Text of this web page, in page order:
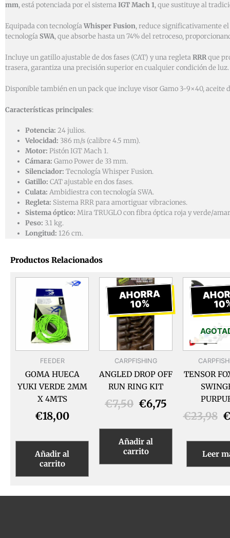
mm, está potenciada por el sistemaIGT Mach 1, que sustituye al
Equipada con tecnologíaWhisper Fusion, reduce significativamente el
tecnologíaSWA, que absorbe hasta un 74% del retroceso,
Incluye un gatillo ajustable de dos fases (CAT) y una regletaRRRque
trasera, garantiza una precisión superior en cualquier condición de luz.
Disponible también en un pack que incluye visor Gamo 3-9×40, aceite
Características principales:
Potencia: 24 julios.
Velocidad: 386 m/s (calibre 4.5 mm).
Motor: Pistón IGT Mach 1.
Cámara: Gamo Power de 33 mm.
Silenciador: Tecnología Whisper Fusion.
Gatillo: CAT ajustable en dos fases.
Culata: Ambidiestra con tecnología SWA.
Regleta: Sistema RRR para amortiguar vibraciones.
Sistema óptico: Mira TRUGLO con fibra óptica roja y verde/
Peso: 3.1 kg.
Longitud: 126 cm.
Productos Relacionados
FEEDER
GOMA HUECA
YUKI VERDE 2MM
X 4MTS
€18,00
Añadir al
carrito
AHORRA
10%
CARPFISHING
ANGLED DROP OFF
RUN RING KIT
€7,50
El
precio
original
era:
€7,50.
€6,75
El
precio
actual
es:
Añadir al
carrito
TENSOR
€23,98 €
Leer